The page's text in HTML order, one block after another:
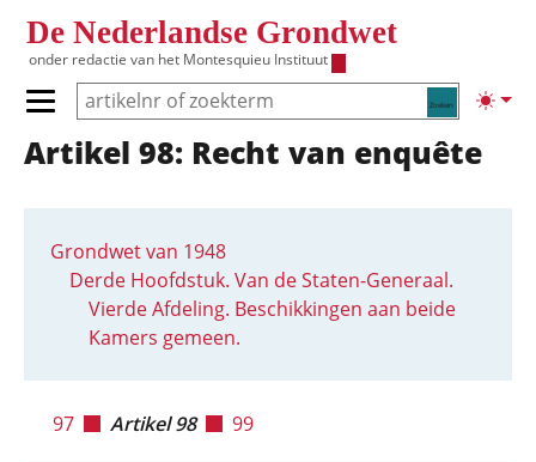
De Nederlandse Grondwet
onder redactie van het Montesquieu Instituut
Zoeken
Primair menu tonen/verbergen
Hoofdnavigatie
Artikel 98: Recht van enquête
Grondwet van 1948
Derde Hoofdstuk. Van de Staten-Generaal.
Vierde Afdeling. Beschikkingen aan beide
Kamers gemeen.
97 Artikel 98 99